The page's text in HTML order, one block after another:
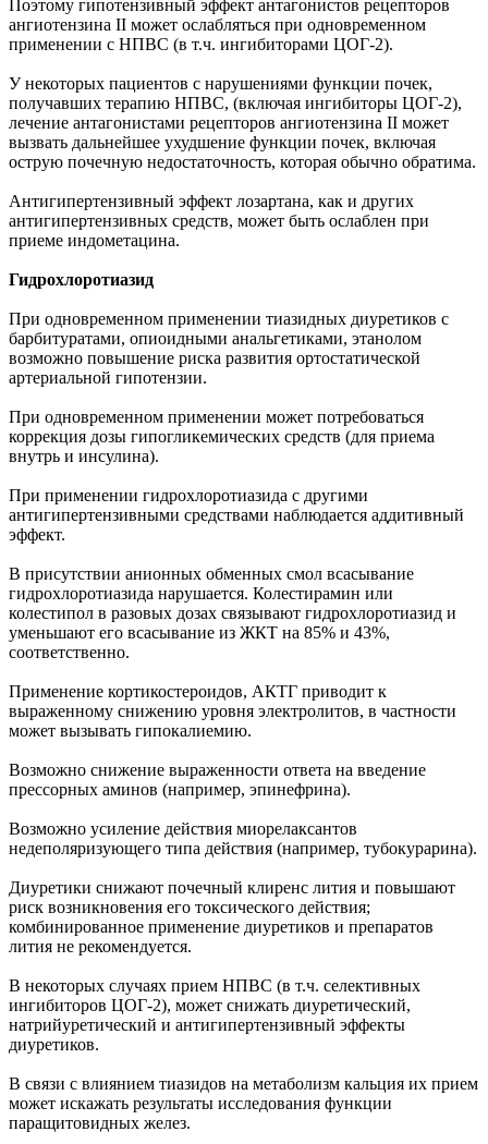
Поэтому гипотензивный эффект антагонистов рецепторов
ангиотензина II может ослабляться при одновременном
применении с НПВС (в т.ч. ингибиторами ЦОГ-2).
У некоторых пациентов с нарушениями функции почек,
получавших терапию НПВС, (включая ингибиторы ЦОГ-2),
лечение антагонистами рецепторов ангиотензина II может
вызвать дальнейшее ухудшение функции почек, включая
острую почечную недостаточность, которая обычно обратима.
Антигипертензивный эффект лозартана, как и других
антигипертензивных средств, может быть ослаблен при
приеме индометацина.
Гидрохлоротиазид
При одновременном применении тиазидных диуретиков с
барбитуратами, опиоидными анальгетиками, этанолом
возможно повышение риска развития ортостатической
артериальной гипотензии.
При одновременном применении может потребоваться
коррекция дозы гипогликемических средств (для приема
внутрь и инсулина).
При применении гидрохлоротиазида с другими
антигипертензивными средствами наблюдается аддитивный
эффект.
В присутствии анионных обменных смол всасывание
гидрохлоротиазида нарушается. Колестирамин или
колестипол в разовых дозах связывают гидрохлоротиазид и
уменьшают его всасывание из ЖКТ на 85% и 43%,
соответственно.
Применение кортикостероидов, АКТГ приводит к
выраженному снижению уровня электролитов, в частности
может вызывать гипокалиемию.
Возможно снижение выраженности ответа на введение
прессорных аминов (например, эпинефрина).
Возможно усиление действия миорелаксантов
недеполяризующего типа действия (например, тубокурарина).
Диуретики снижают почечный клиренс лития и повышают
риск возникновения его токсического действия;
комбинированное применение диуретиков и препаратов
лития не рекомендуется.
В некоторых случаях прием НПВС (в т.ч. селективных
ингибиторов ЦОГ-2), может снижать диуретический,
натрийуретический и антигипертензивный эффекты
диуретиков.
В связи с влиянием тиазидов на метаболизм кальция их прием
может искажать результаты исследования функции
паращитовидных желез.